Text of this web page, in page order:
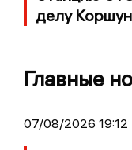
делу
Главные
07/08/2026 19:12